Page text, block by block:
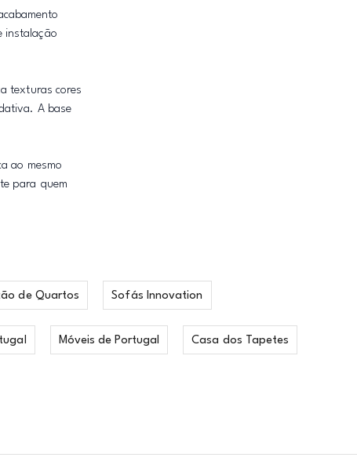
instalação
texturas cores
A base
ao mesmo
para quem
de Quartos Sofás Innovation
Móveis de Portugal Casa dos Tapetes